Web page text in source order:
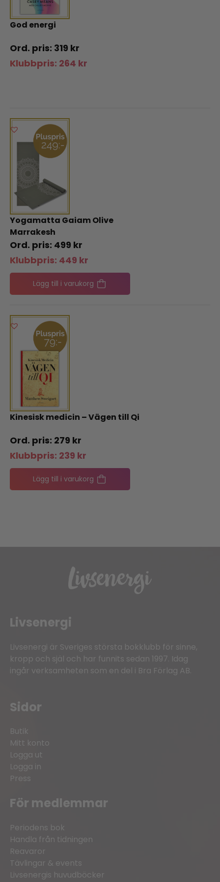
God energi
319 kr
Klubbpris: 264 kr
Yogamatta Gaiam Olive
Marrakesh
499 kr
Klubbpris: 449 kr
Lägg till i varukorg
Kinesisk medicin – Vägen till Qi
279 kr
Klubbpris: 239 kr
Lägg till i varukorg
Livsenergi
Livsenergi är Sveriges största bokklubb för sinne,
kropp och själ och har funnits sedan 1997. Idag
ingår verksamheten som en del i Bra Förlag AB.
Sidor
Butik
Mitt konto
Logga ut
Logga in
Press
För medlemmar
Periodens bok
Handla från tidningen
Reavaror
Tävlingar & events
Livsenergis huvudböcker